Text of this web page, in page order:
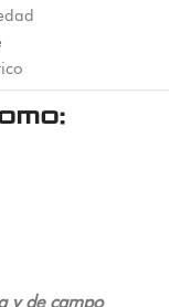
y de campo